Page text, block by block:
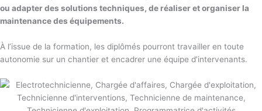
ou adapter des solutions techniques, de réaliser et organiser la
maintenance des équipements.
À l’issue de la formation, les diplômés pourront travailler en toute
autonomie sur un chantier et encadrer une équipe d’intervenants.